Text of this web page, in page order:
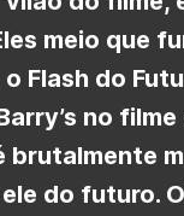
meio que
Flash do
no
do futuro.